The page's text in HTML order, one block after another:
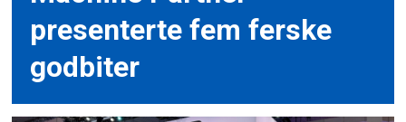
presenterte fem ferske
godbiter